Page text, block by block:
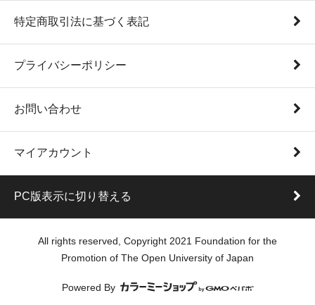
特定商取引法に基づく表記
プライバシーポリシー
お問い合わせ
マイアカウント
PC版表示に切り替える
All rights reserved, Copyright 2021 Foundation for the
Promotion of The Open University of Japan
Powered By